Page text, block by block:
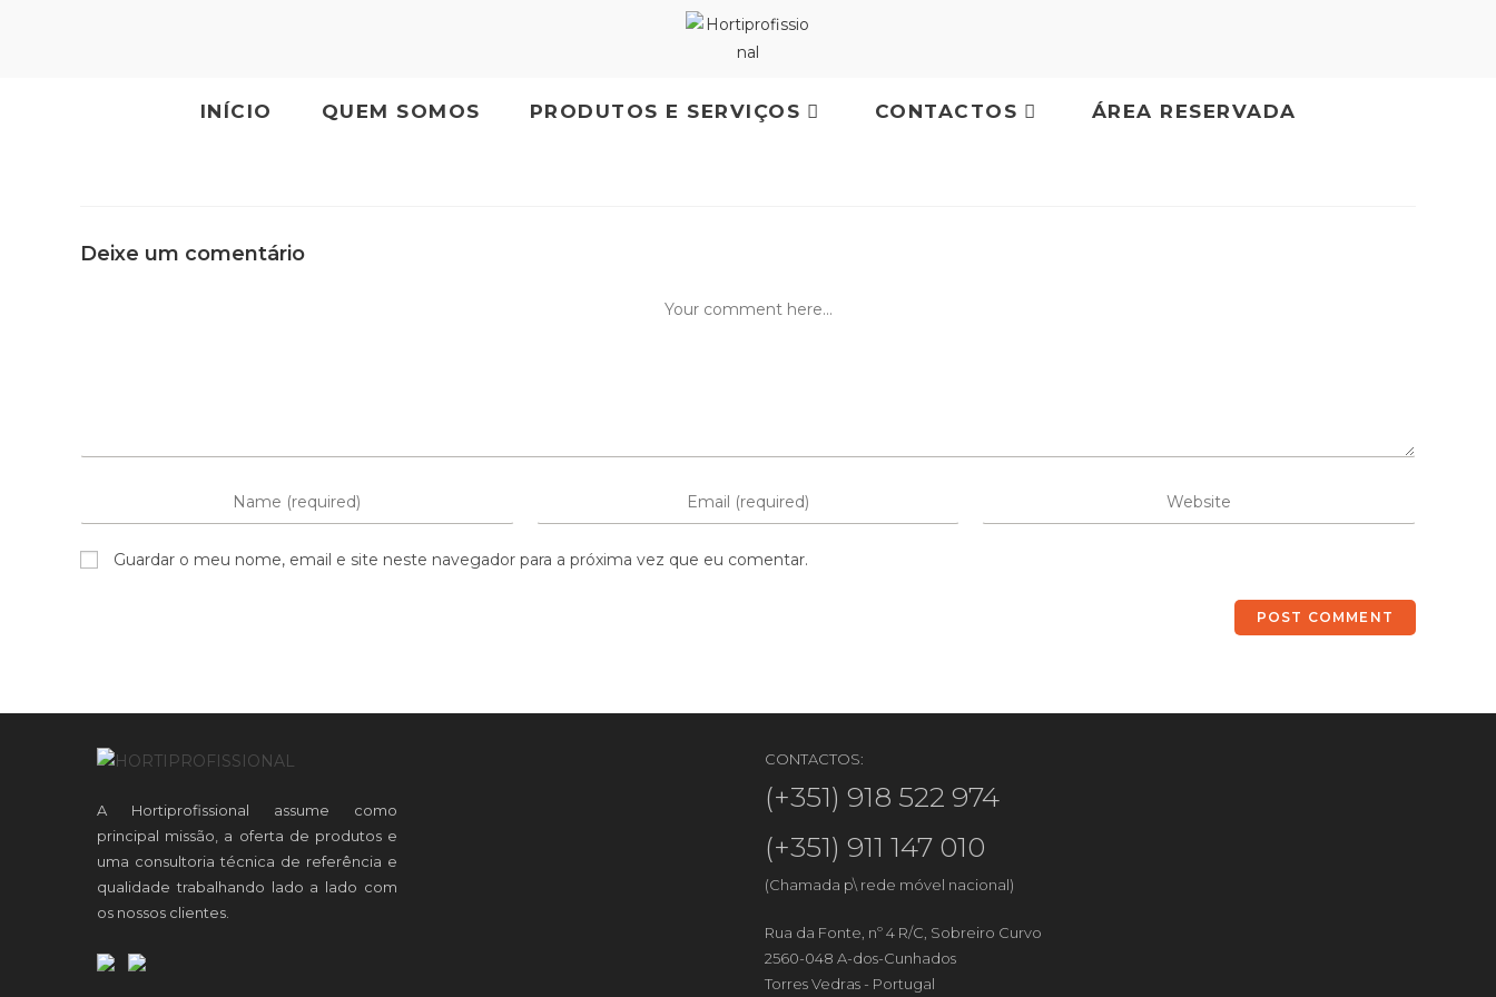
INÍCIO QUEM SOMOS PRODUTOS E SERVIÇOS CONTACTOS ÁREA RESERVADA
Deixe um comentário
Guardar o meu nome, email e site neste navegador para a próxima vez que eu comentar.
A Hortiprofissional assume como
principal missão, a oferta de produtos e
uma consultoria técnica de referência e
qualidade trabalhando lado a lado com
os nossos clientes.
CONTACTOS:
(+351) 918 522 974
(+351) 911 147 010
(Chamada p\ rede móvel nacional)
Rua da Fonte, nº 4 R/C, Sobreiro Curvo
2560-048 A-dos-Cunhados
Torres Vedras - Portugal